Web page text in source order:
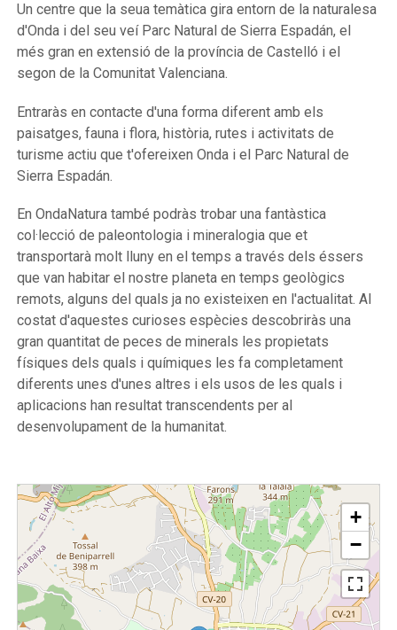
Un centre que la seua temàtica gira entorn de la naturalesa
d'Onda i del seu veí Parc Natural de Sierra Espadán, el
més gran en extensió de la província de Castelló i el
segon de la Comunitat Valenciana.
Entraràs en contacte d'una forma diferent amb els
paisatges, fauna i flora, història, rutes i activitats de
turisme actiu que t'ofereixen Onda i el Parc Natural de
Sierra Espadán.
En OndaNatura també podràs trobar una fantàstica
col·lecció de paleontologia i mineralogia que et
transportarà molt lluny en el temps a través dels éssers
que van habitar el nostre planeta en temps geològics
remots, alguns del quals ja no existeixen en l'actualitat. Al
costat d'aquestes curioses espècies descobriràs una
gran quantitat de peces de minerals les propietats
físiques dels quals i químiques les fa completament
diferents unes d'unes altres i els usos de les quals i
aplicacions han resultat transcendents per al
desenvolupament de la humanitat.
+
−